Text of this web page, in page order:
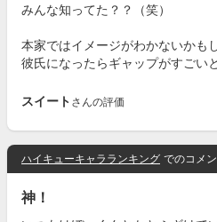
みんな知ってた？？（笑）
本家ではイメージがわかないかも
彼氏になったらギャップがすごい
スイート さんの評価
ハイキューキャラランキング でのコメ
神！